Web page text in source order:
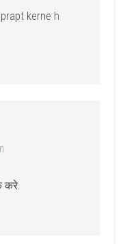
kerne h
करे.